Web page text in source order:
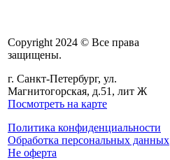
Copyright 2024 © Все права
защищены.
г. Санкт-Петербург, ул.
Магнитогорская, д.51, лит Ж
Посмотреть на карте
Политика конфиденциальности
Обработка персональных данных
Не оферта